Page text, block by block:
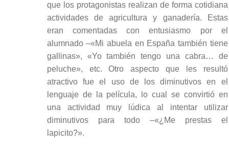
que los protagonistas realizan de forma cotidiana
actividades de agricultura y ganadería. Estas
eran comentadas con entusiasmo por el
alumnado –«Mi abuela en España también tiene
gallinas», «Yo también tengo una cabra… de
peluche», etc. Otro aspecto que les resultó
atractivo fue el uso de los diminutivos en el
lenguaje de la película, lo cual se convirtió en
una actividad muy lúdica al intentar utilizar
diminutivos para todo –«¿Me prestas el
lapicito?».